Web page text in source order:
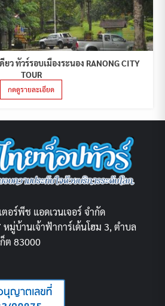
ยว ทัวร์รอบเมืองระนอง RANONG CITY
TOUR
กดดูรายละเอียด
อร์พีช แอดเวนเจอร์ จำกัด
มู่บ้านเจ้าฟ้าการ์เด้นโฮม 3, ตำบล
ก็ต 83000